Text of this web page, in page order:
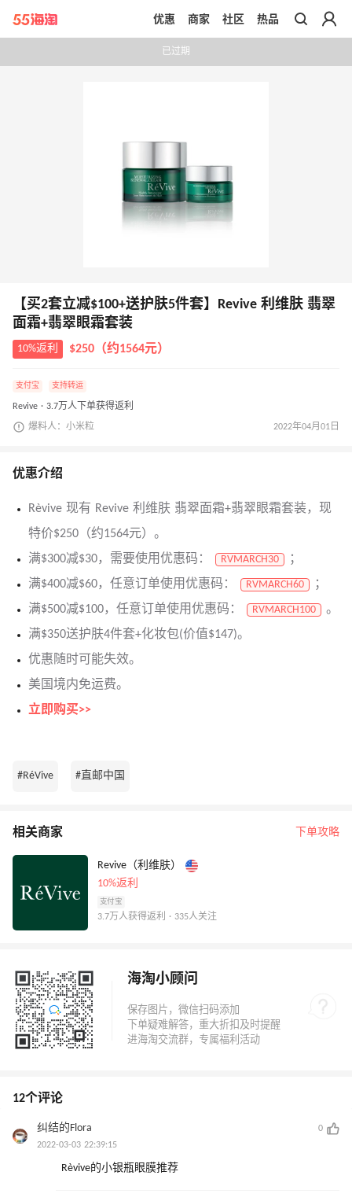
带你去官网买正品
优惠 商家 社区 热品
已过期
【买2套立减$100+送护肤5件套】Revive 利维肤 翡翠
面霜+翡翠眼霜套装
10%返利 $250（约1564元）
支付宝 支持转运
Revive · 3.7万人下单获得返利
爆料人：小米粒 2022年04月01日
优惠介绍
Rèvive 现有 Revive 利维肤 翡翠面霜+翡翠眼霜套装，现
特价$250（约1564元）。
满$300减$30，需要使用优惠码：
RVMARCH30
；
满$400减$60，任意订单使用优惠码：
RVMARCH60
；
满$500减$100，任意订单使用优惠码：
RVMARCH100
。
满$350送护肤4件套+化妆包(价值$147)。
优惠随时可能失效。
美国境内免运费。
立即购买>>
#RéVive #直邮中国
相关商家 下单攻略
Revive（利维肤）
10%返利
支付宝
3.7万人获得返利 · 335人关注
海淘小顾问
12个评论
纠结的Flora
0
2022-03-03 22:39:15
Rèvive的小银瓶眼膜推荐